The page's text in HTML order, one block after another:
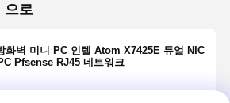
으로
화벽 미니 PC 인텔 Atom X7425E 듀얼 NIC
Pfsense RJ45 네트워크